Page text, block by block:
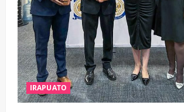
IRAPUATO